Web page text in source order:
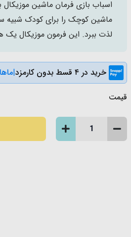
اسباب بازی فرمان ماشین
ماشین کوچک را برای کودک شبیه
لذت ببرد. این فرمون موزیکال یک هدیه تولد 3
خرید در ۴ قسط بدون کارمزد |ماهانه
قیمت